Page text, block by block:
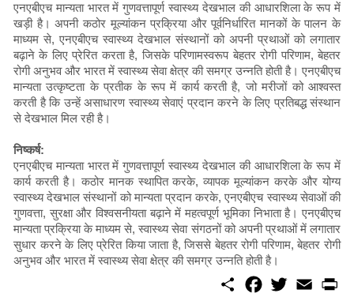
एनएबीएच मान्यता भारत में गुणवत्तापूर्ण स्वास्थ्य देखभाल की आधारशिला के रूप में
खड़ी है। अपनी कठोर मूल्यांकन प्रक्रिया और पूर्वनिर्धारित मानकों के पालन के
माध्यम से, एनएबीएच स्वास्थ्य देखभाल संस्थानों को अपनी प्रथाओं को लगातार
बढ़ाने के लिए प्रेरित करता है, जिसके परिणामस्वरूप बेहतर रोगी परिणाम, बेहतर
रोगी अनुभव और भारत में स्वास्थ्य सेवा क्षेत्र की समग्र उन्नति होती है। एनएबीएच
मान्यता उत्कृष्टता के प्रतीक के रूप में कार्य करती है, जो मरीजों को आश्वस्त
करती है कि उन्हें असाधारण स्वास्थ्य सेवाएं प्रदान करने के लिए प्रतिबद्ध संस्थान
से देखभाल मिल रही है।
निष्कर्ष:
एनएबीएच मान्यता भारत में गुणवत्तापूर्ण स्वास्थ्य देखभाल की आधारशिला के रूप में
कार्य करती है। कठोर मानक स्थापित करके, व्यापक मूल्यांकन करके और योग्य
स्वास्थ्य देखभाल संस्थानों को मान्यता प्रदान करके, एनएबीएच स्वास्थ्य सेवाओं की
गुणवत्ता, सुरक्षा और विश्वसनीयता बढ़ाने में महत्वपूर्ण भूमिका निभाता है। एनएबीएच
मान्यता प्रक्रिया के माध्यम से, स्वास्थ्य सेवा संगठनों को अपनी प्रथाओं में लगातार
सुधार करने के लिए प्रेरित किया जाता है, जिससे बेहतर रोगी परिणाम, बेहतर रोगी
अनुभव और भारत में स्वास्थ्य सेवा क्षेत्र की समग्र उन्नति होती है।
S
w
E
m